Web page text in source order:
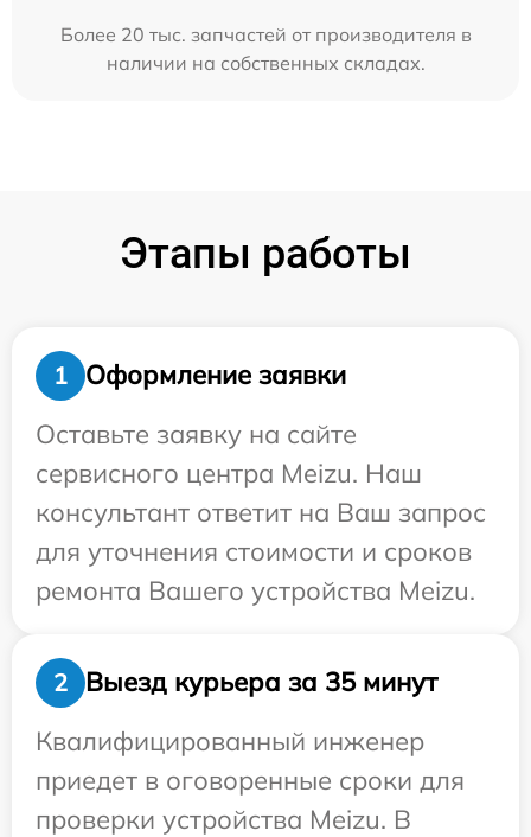
Более 20 тыс. запчастей от производителя в
наличии на собственных складах.
Этапы работы
1
Оформление заявки
Оставьте заявку на сайте
сервисного центра Meizu. Наш
консультант ответит на Ваш запрос
для уточнения стоимости и сроков
ремонта Вашего устройства Meizu.
2
Выезд курьера за 35 минут
Квалифицированный инженер
приедет в оговоренные сроки для
проверки устройства Meizu. В